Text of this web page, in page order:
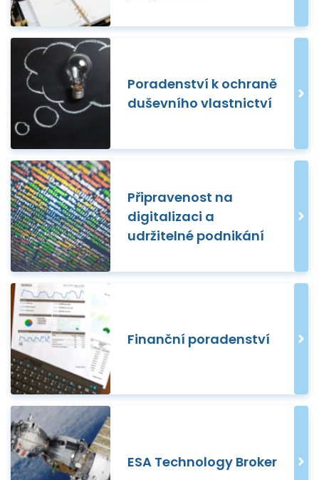
Poradenství k ochraně
duševního vlastnictví
Připravenost na
digitalizaci a
udržitelné podnikání
Finanční poradenství
ESA Technology Broker